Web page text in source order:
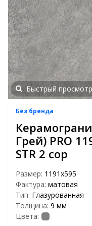
Быстрый просмотр
Без бренда
Грей) PRO
STR 2 сор
Размер: 1191x595
Фактура: матовая
Тип: Глазурованная
Толщина: 9 мм
Цвета: